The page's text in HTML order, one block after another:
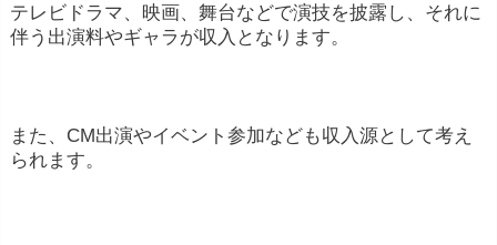
テレビドラマ、映画、舞台などで演技を披露し、それに
伴う出演料やギャラが収入となります。
また、CM出演やイベント参加なども収入源として考え
られます。